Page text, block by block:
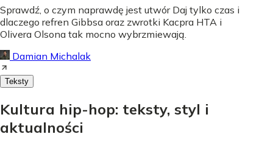
Sprawdź, o czym naprawdę jest utwór Daj tylko czas i
dlaczego refren Gibbsa oraz zwrotki Kacpra HTA i
Olivera Olsona tak mocno wybrzmiewają.
Damian Michalak
Teksty
Kultura hip-hop: teksty, styl i
aktualności